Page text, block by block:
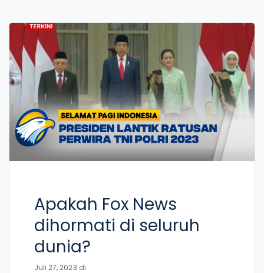
Apakah Fox News
dihormati di seluruh
dunia?
Juli 27, 2023 di